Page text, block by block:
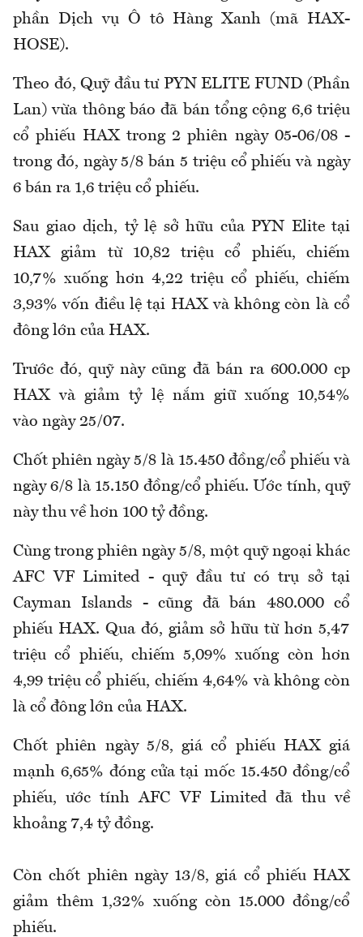
phần Dịch vụ Ô tô Hàng Xanh (mã HAX-
HOSE).
Theo đó, Quỹ đầu tư PYN ELITE FUND (Phần
Lan) vừa thông báo đã bán tổng cộng 6,6 triệu
cổ phiếu HAX trong 2 phiên ngày 05-06/08 -
trong đó, ngày 5/8 bán 5 triệu cổ phiếu và ngày
6 bán ra 1,6 triệu cổ phiếu.
Sau giao dịch, tỷ lệ sở hữu của PYN Elite tại
HAX giảm từ 10,82 triệu cổ phiếu, chiếm
10,7% xuống hơn 4,22 triệu cổ phiếu, chiếm
3,93% vốn điều lệ tại HAX và không còn là cổ
đông lớn của HAX.
Trước đó, quỹ này cũng đã bán ra 600.000 cp
HAX và giảm tỷ lệ nắm giữ xuống 10,54%
vào ngày 25/07.
Chốt phiên ngày 5/8 là 15.450 đồng/cổ phiếu và
ngày 6/8 là 15.150 đồng/cổ phiếu. Ước tính, quỹ
này thu về hơn 100 tỷ đồng.
Cùng trong phiên ngày 5/8, một quỹ ngoại khác
AFC VF Limited - quỹ đầu tư có trụ sở tại
Cayman Islands - cũng đã bán 480.000 cổ
phiếu HAX. Qua đó, giảm sở hữu từ hơn 5,47
triệu cổ phiếu, chiếm 5,09% xuống còn hơn
4,99 triệu cổ phiếu, chiếm 4,64% và không còn
là cổ đông lớn của HAX.
Chốt phiên ngày 5/8, giá cổ phiếu HAX giá
mạnh 6,65% đóng cửa tại mốc 15.450 đồng/cổ
phiếu, ước tính AFC VF Limited đã thu về
khoảng 7,4 tỷ đồng.
Còn chốt phiên ngày 13/8, giá cổ phiếu HAX
giảm thêm 1,32% xuống còn 15.000 đồng/cổ
phiếu.